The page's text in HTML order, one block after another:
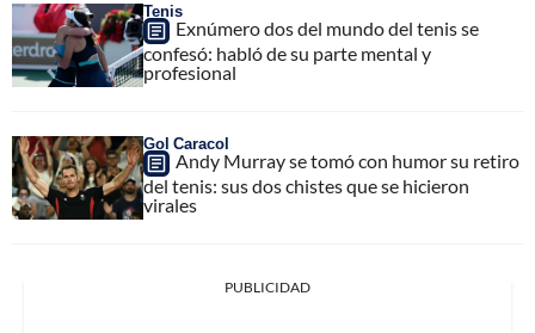
Tenis
Exnúmero dos del mundo del tenis se
confesó: habló de su parte mental y
profesional
Gol Caracol
Andy Murray se tomó con humor su retiro
del tenis: sus dos chistes que se hicieron
virales
PUBLICIDAD